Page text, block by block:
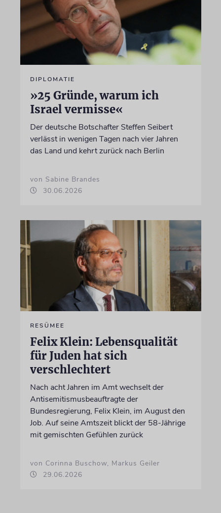
DIPLOMATIE
»25 Gründe, warum ich
Israel vermisse«
Der deutsche Botschafter Steffen Seibert
verlässt in wenigen Tagen nach vier Jahren
das Land und kehrt zurück nach Berlin
von Sabine Brandes
30.06.2026
RESÜMEE
Felix Klein: Lebensqualität
für Juden hat sich
verschlechtert
Nach acht Jahren im Amt wechselt der
Antisemitismusbeauftragte der
Bundesregierung, Felix Klein, im August den
Job. Auf seine Amtszeit blickt der 58-Jährige
mit gemischten Gefühlen zurück
von Corinna Buschow, Markus Geiler
29.06.2026